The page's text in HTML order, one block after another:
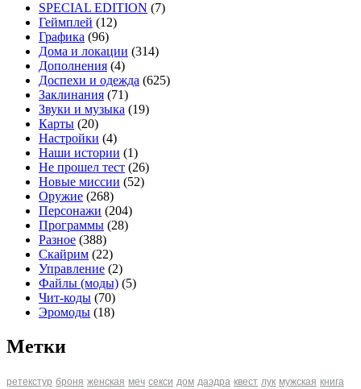
SPECIAL EDITION (7)
Геймплей (12)
Графика (96)
Дома и локации (314)
Дополнения (4)
Доспехи и одежда (625)
Заклинания (71)
Звуки и музыка (19)
Карты (20)
Настройки (4)
Наши истории (1)
Не прошел тест (26)
Новые миссии (52)
Оружие (268)
Персонажи (204)
Программы (28)
Разное (388)
Скайрим (22)
Управление (2)
Файлы (моды) (5)
Чит-коды (70)
Эромоды (18)
Метки
ретекстур броня женская меч секси дом даэдра квест лук мужская книга